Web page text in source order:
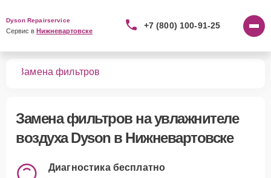
Dyson Repairservice
Сервис в Нижневартовске
+7 (800) 100-91-25
Замена фильтров
Замена фильтровна увлажнителе
воздуха Dyson в Нижневартовске
Диагностика бесплатно